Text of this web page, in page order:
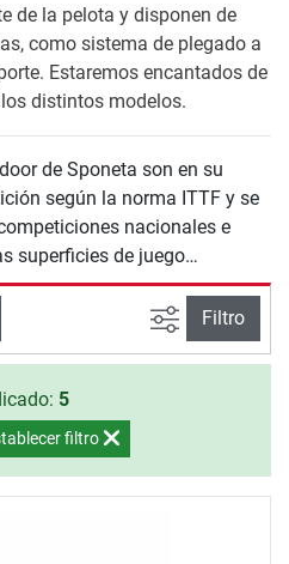
de la pelota y disponen de
como sistema de plegado a
Estaremos encantados de
distintos modelos.
de Sponeta son en su
según la norma ITTF y se
nacionales e
superficies de juego
y de salto de la pelota. El
sobre todo para los
y es la característica
Busqueda
Filtro
5
filtro